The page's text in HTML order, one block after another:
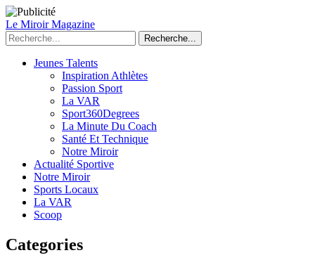
Le Miroir Magazine
Recherche...
Jeunes Talents
Inspiration Athlètes
Passion Sport
La VAR
Sport360Degrees
La Minute Du Coach
Santé Et Technique
Notre Miroir
Actualité Sportive
Notre Miroir
Sports Locaux
La VAR
Scoop
Categories